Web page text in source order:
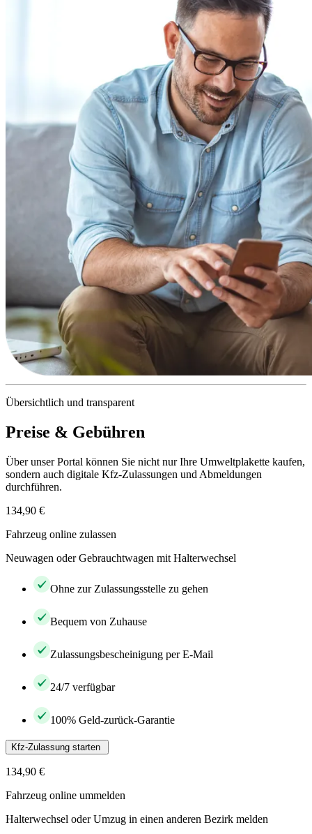
Übersichtlich und transparent
Preise & Gebühren
Über unser Portal können Sie nicht nur Ihre Umweltplakette kaufen,
sondern auch digitale Kfz-Zulassungen und Abmeldungen
durchführen.
134,90 €
Fahrzeug online zulassen
Neuwagen oder Gebrauchtwagen mit Halterwechsel
Ohne zur Zulassungsstelle zu gehen
Bequem von Zuhause
Zulassungsbescheinigung per E-Mail
24/7 verfügbar
100% Geld-zurück-Garantie
Kfz-Zulassung starten
134,90 €
Fahrzeug online ummelden
Halterwechsel oder Umzug in einen anderen Bezirk melden